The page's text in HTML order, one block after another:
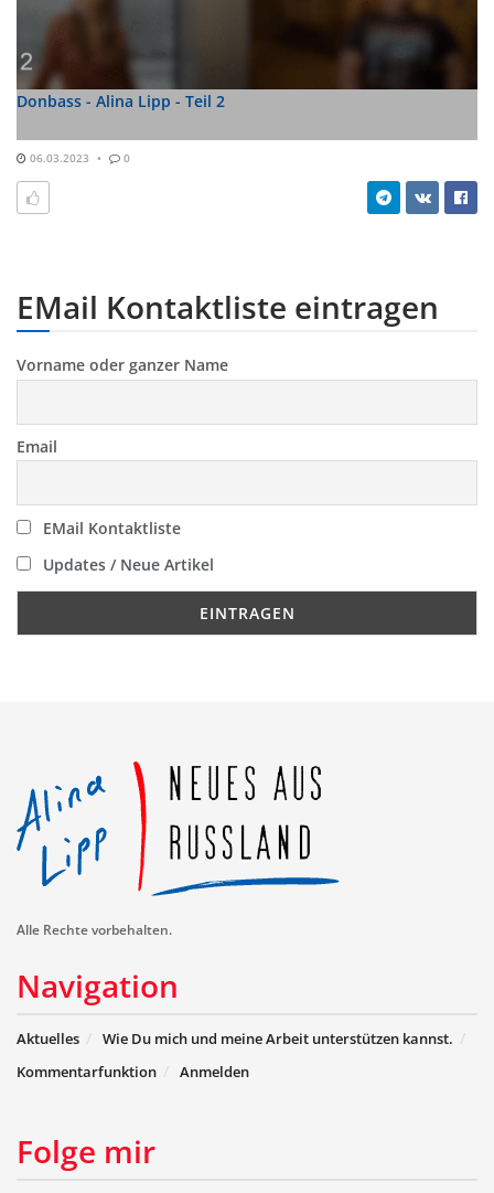
Donbass - Alina Lipp - Teil 2
06.03.2023 0
EMail Kontaktliste eintragen
Vorname oder ganzer Name
Email
EMail Kontaktliste
Updates / Neue Artikel
Alle Rechte vorbehalten.
Navigation
Aktuelles
Wie Du mich und meine Arbeit unterstützen kannst.
Kommentarfunktion
Anmelden
Folge mir